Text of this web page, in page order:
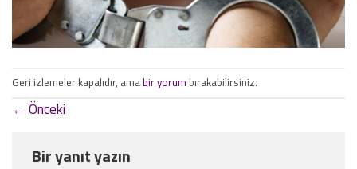
Geri izlemeler kapalıdır, amabir yorum bırakabilirsiniz.
← Önceki
Bir yanıt yazın